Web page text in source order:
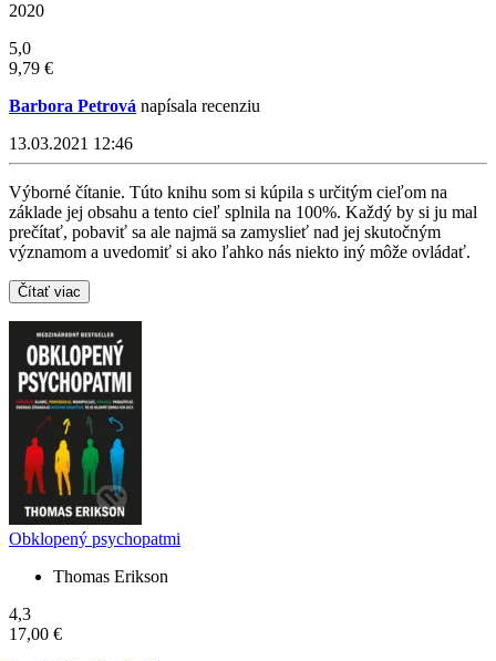
2020
5,0
9,79 €
Barbora Petrová napísala recenziu
13.03.2021 12:46
Výborné čítanie. Túto knihu som si kúpila s určitým cieľom na
základe jej obsahu a tento cieľ splnila na 100%. Každý by si ju mal
prečítať, pobaviť sa ale najmä sa zamyslieť nad jej skutočným
významom a uvedomiť si ako ľahko nás niekto iný môže ovládať.
Čítať viac
Obklopený psychopatmi
Thomas Erikson
4,3
17,00 €